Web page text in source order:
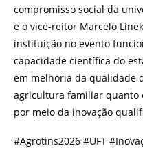
compromisso social da
e o vice-reitor Marcelo
instituição no evento
capacidade científica do
em melhoria da qualidade
agricultura familiar quanto
por meio da inovação
#Agrotins2026 #UFT